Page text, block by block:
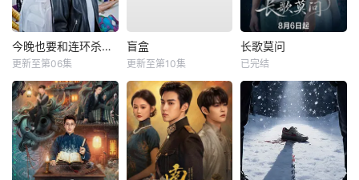
今晚也要和连环杀手约会
更新至第06集
盲盒
更新至第10集
长歌莫问
已完结